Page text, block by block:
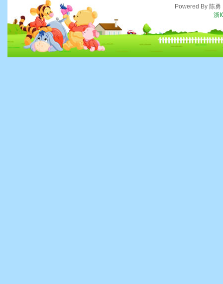
Powered By 陈
浙